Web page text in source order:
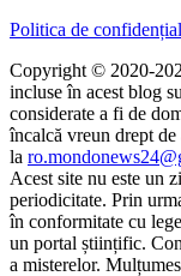
Politica de
Copyright © 2020-
incluse în acest blog
considerate a fi de
încalcă vreun drept
la
Acest site nu este un
periodicitate. Prin
în conformitate cu
un portal științific.
a misterelor.